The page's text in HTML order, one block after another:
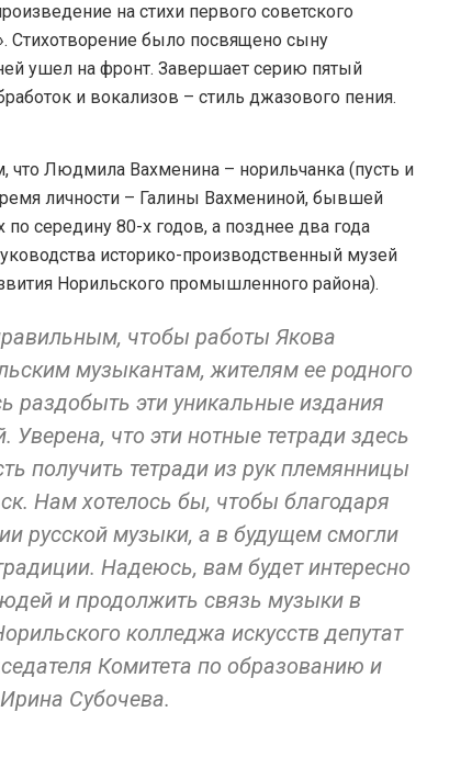
на стихи первого советского
Стихотворение было посвящено сыну
ушел на фронт. Завершает серию пятый
и вокализов – стиль джазового пения.
Людмила Вахменина – норильчанка (пусть и
личности – Галины Вахмениной, бывшей
середину 80-х годов, а позднее два года
историко-производственный музей
Норильского промышленного района).
чтобы работы Якова
музыкантам, жителям ее родного
раздобыть эти уникальные издания
что эти нотные тетради здесь
получить тетради из рук племянницы
Нам хотелось бы, чтобы благодаря
русской музыки, а в будущем смогли
Надеюсь, вам будет интересно
и продолжить связь музыки в
колледжа искусств депутат
Комитета по образованию и
Субочева.